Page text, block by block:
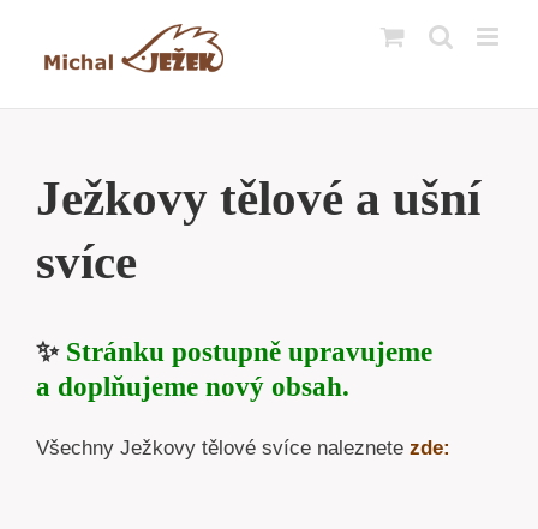
Ježkovy tělové a ušní
svíce
✨ Stránku postupně upravujeme
a doplňujeme nový obsah.
Všechny Ježkovy tělové svíce naleznete zde: